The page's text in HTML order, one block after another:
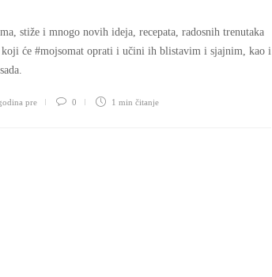
stiže i mnogo novih ideja, recepata, radosnih trenutaka
koji će #mojsomat oprati i učini ih blistavim i sjajnim, kao i
pre 0 1 min čitanje